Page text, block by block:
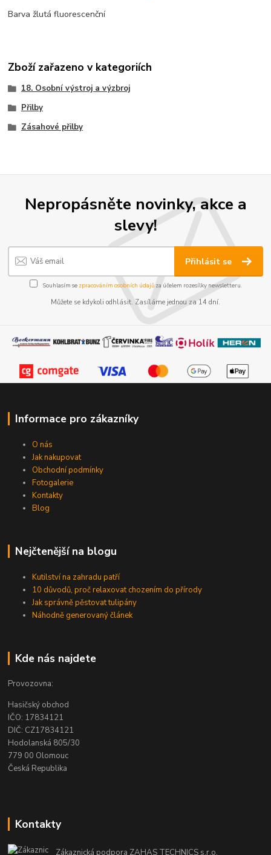
Barva žlutá fluorescenční
Zboží zařazeno v kategoriích
18. Osobní výstroj a výzbroj
Přilby
Zásahové přilby
Nepropásněte novinky, akce a
slevy!
Přihlásit se
Souhlasím se zpracováním osobních údajůza účelem rozesílky newsletteru.
Můžete se kdykoli odhlásit. Zasíláme jednou za 14 dní.
Informace pro zákazníky
O nás
Jak nakupovat
Obchodní podmínky
Fotogalerie
Kontakty
Blog
Nejčtenější na blogu
Kutilství na zahradu patří
10 důvodů, proč relaxovat chozením do přírody
Jak správně pěstovat tulipány
Náhodně generovaný článek
Kde nás najdete
Provozovna:
Hasičský obchod
IČO: 17834121
DIČ: CZ17834121
Hodolanská 805/30
779 00 Olomouc
Česká Republika
Kontakty
Zákaznická podpora ZAHAS TECHNICS s.r.o.